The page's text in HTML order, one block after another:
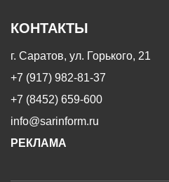
КОНТАКТЫ
г. Саратов, ул. Горького, 21
+7 (917) 982-81-37
+7 (8452) 659-600
info@sarinform.ru
РЕКЛАМА